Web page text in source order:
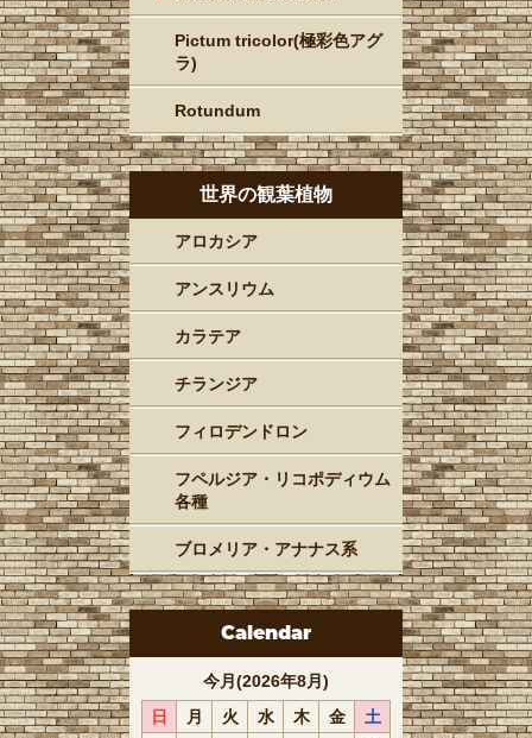
Pictum tricolor(極彩色アグ
ラ)
Rotundum
世界の観葉植物
アロカシア
アンスリウム
カラテア
チランジア
フィロデンドロン
フペルジア・リコポディウム
各種
ブロメリア・アナナス系
Calendar
今月(2026年8月)
日
月 火 水 木 金
土